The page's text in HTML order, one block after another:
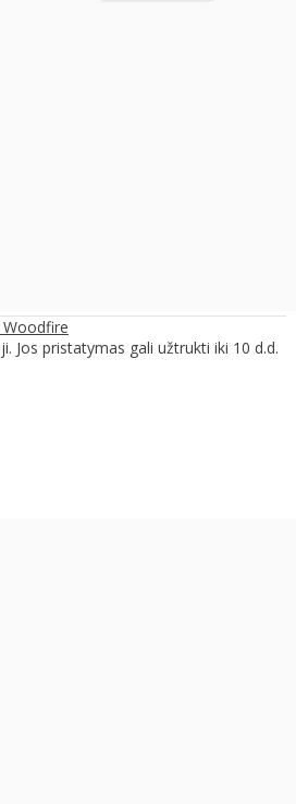
Jos pristatymas gali užtrukti iki 10 d.d.